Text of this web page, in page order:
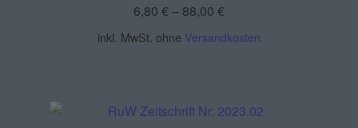
6,80 €– 88,00 €
inkl. MwSt. ohne Versandkosten